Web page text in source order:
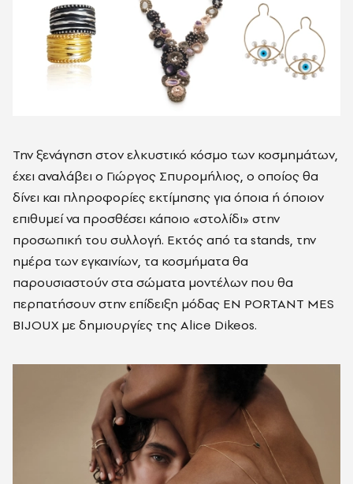
Την ξενάγηση στον ελκυστικό κόσμο των κοσμημάτων,
έχει αναλάβει ο Γιώργος Σπυρομήλιος, ο οποίος θα
δίνει και πληροφορίες εκτίμησης για όποια ή όποιον
επιθυμεί να προσθέσει κάποιο «στολίδι» στην
προσωπική του συλλογή. Εκτός από τα stands, την
ημέρα των εγκαινίων, τα κοσμήματα θα
παρουσιαστούν στα σώματα μοντέλων που θα
περπατήσουν στην επίδειξη μόδας EN PORTANT MES
BIJOUX με δημιουργίες της Alice Dikeos.